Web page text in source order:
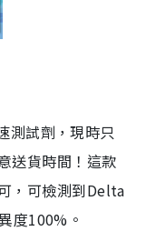
測試劑，現時只
送貨時間！這款
，可檢測到Delta
度100%。